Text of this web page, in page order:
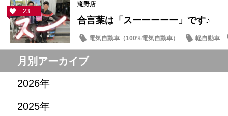
23
滝野店
合言葉は「スーーーーー」です♪
電気自動車（100%電気自動車）
軽自動車
サクラ
月別アーカイブ
2026年
2025年